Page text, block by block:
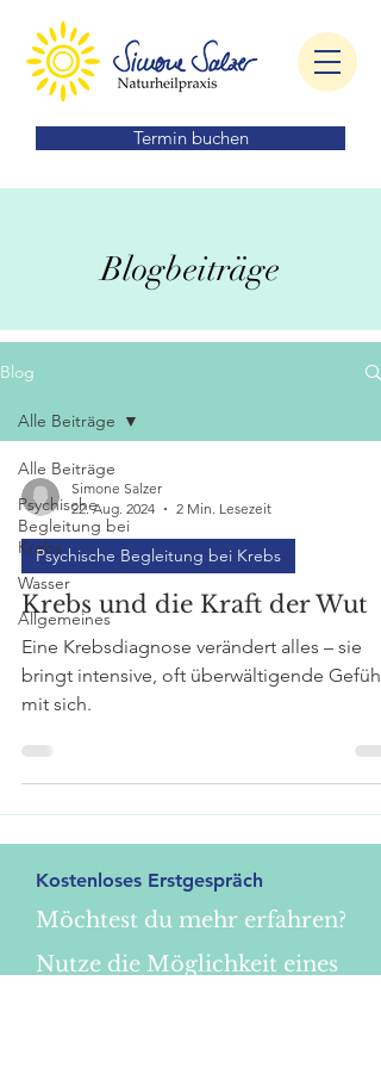
Termin buchen
Blogbeiträge
Blog
Alle Beiträge
Psychische
Begleitung bei
Krebs
Wasser
Allgemeines
Alle Beiträge
Simone Salzer
22. Aug. 2024
2 Min. Lesezeit
Psychische Begleitung bei Krebs
Krebs und die Kraft der Wut
Eine Krebsdiagnose verändert alles – sie
bringt intensive, oft überwältigende
mit sich.
Kostenloses Erstgespräch
Möchtest du mehr erfahren?
Nutze die Möglichkeit eines